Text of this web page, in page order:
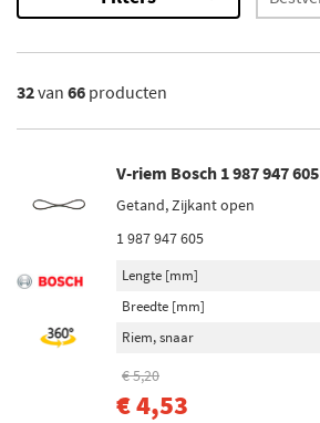
×
Gates (6)
Febi Bilstein (2)
Poly V-riem (66)
32van 66 producten
V-riem Bosch 1 987 947 605
Getand, Zijkant open
1 987 947 605
Lengte [mm]
Breedte [mm]
Riem, snaar
€ 5,20
€ 4,53